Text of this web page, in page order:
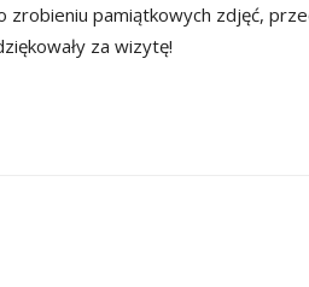
zrobieniu pamiątkowych zdjęć,
za wizytę!